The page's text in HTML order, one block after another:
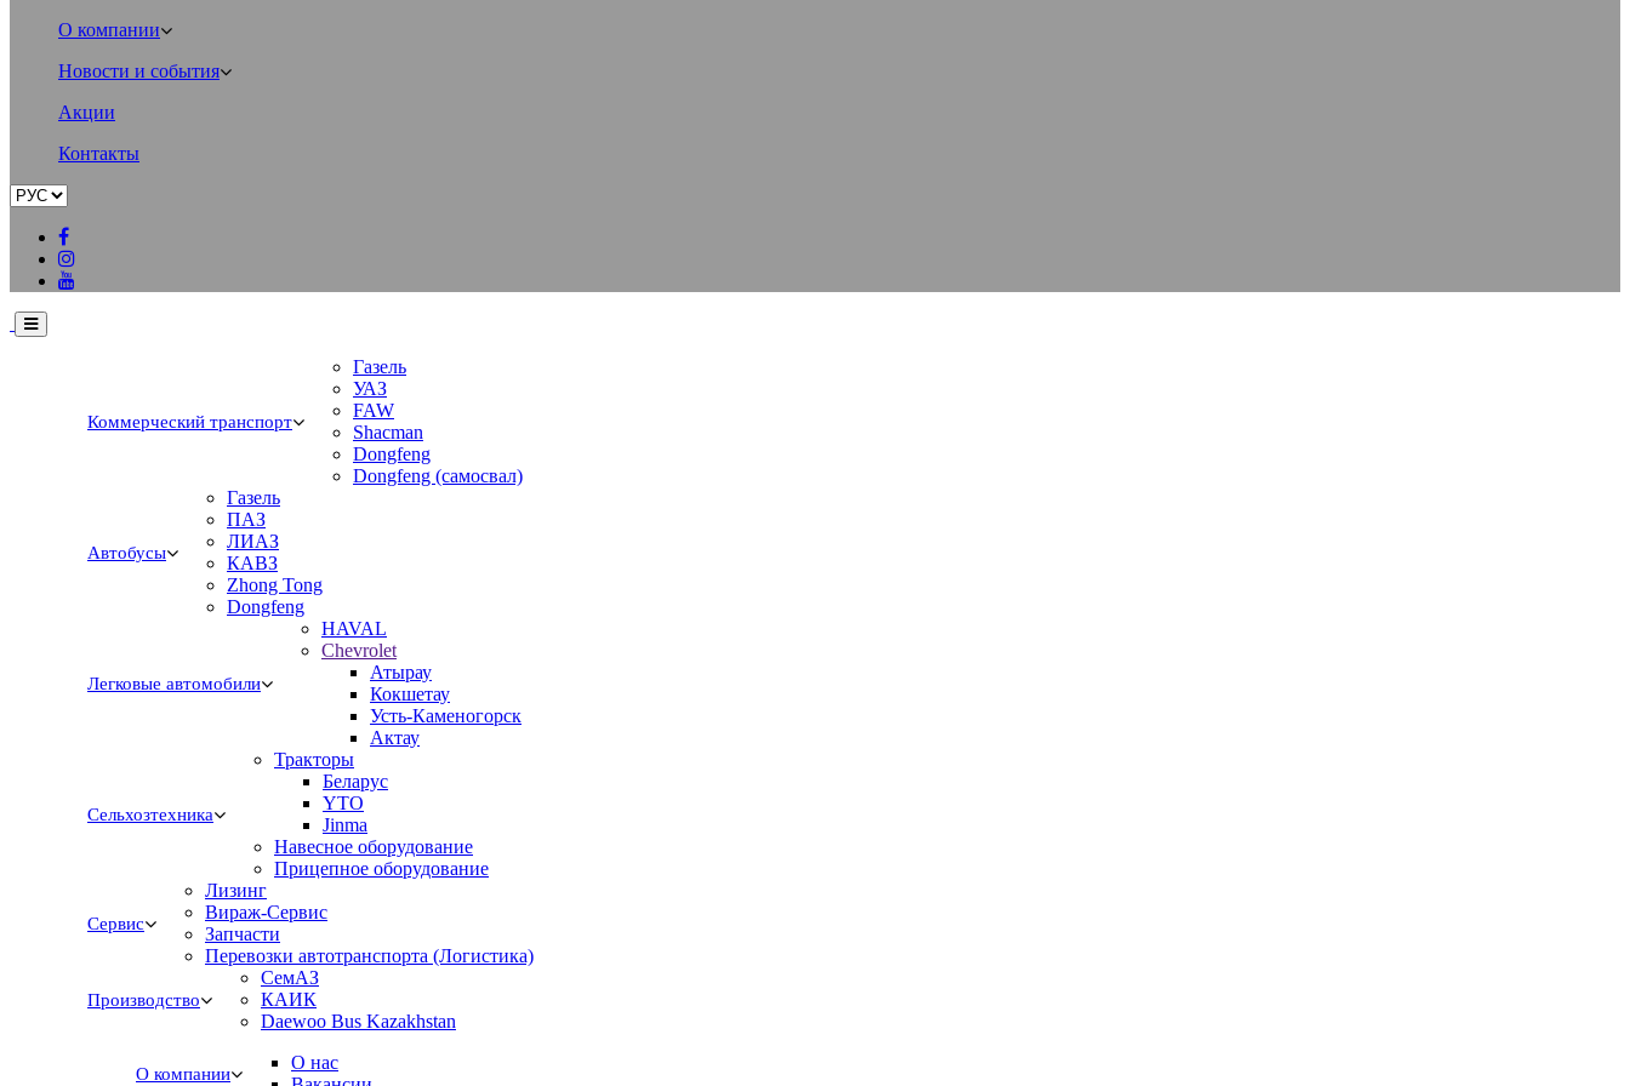
О компании
Новости и события
Акции
Контакты
Коммерческий транспорт
Газель
УАЗ
FAW
Shacman
Dongfeng
Dongfeng (самосвал)
Автобусы
Газель
ПАЗ
ЛИАЗ
КАВЗ
Zhong Tong
Dongfeng
Легковые автомобили
HAVAL
Chevrolet
Атырау
Кокшетау
Усть-Каменогорск
Актау
Сельхозтехника
Тракторы
Беларус
YTO
Jinma
Навесное оборудование
Прицепное оборудование
Сервис
Лизинг
Вираж-Сервис
Запчасти
Перевозки автотранспорта (Логистика)
Производство
СемАЗ
КАИК
Daewoo Bus Kazakhstan
О компании
О нас